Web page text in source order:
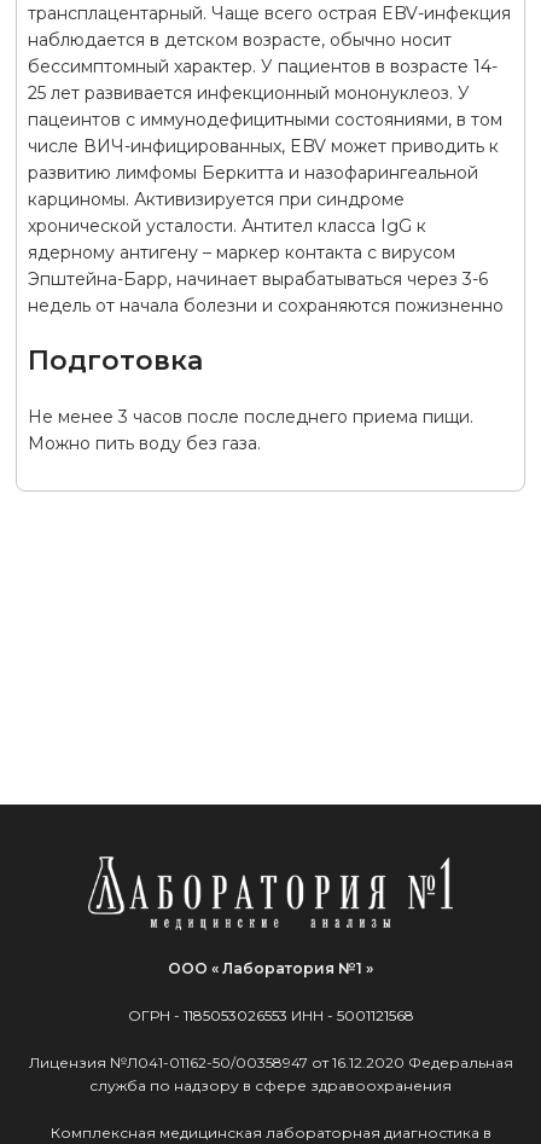
трансплацентарный. Чаще всего острая EBV-инфекция
наблюдается в детском возрасте, обычно носит
бессимптомный характер. У пациентов в возрасте 14-
25 лет развивается инфекционный мононуклеоз. У
пацеинтов с иммунодефицитными состояниями, в том
числе ВИЧ-инфицированных, EBV может приводить к
развитию лимфомы Беркитта и назофарингеальной
карциномы. Активизируется при синдроме
хронической усталости. Антител класса IgG к
ядерному антигену – маркер контакта с вирусом
Эпштейна-Барр, начинает вырабатываться через 3-6
недель от начала болезни и сохраняются пожизненно
Подготовка
Не менее 3 часов после последнего приема пищи.
Можно пить воду без газа.
ООО « Лаборатория №1 »
ОГРН - 1185053026553 ИНН - 5001121568
Лицензия №Л041-01162-50/00358947 от 16.12.2020 Федеральная
служба по надзору в сфере здравоохранения
Комплексная медицинская лабораторная диагностика в